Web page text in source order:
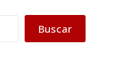
Buscar